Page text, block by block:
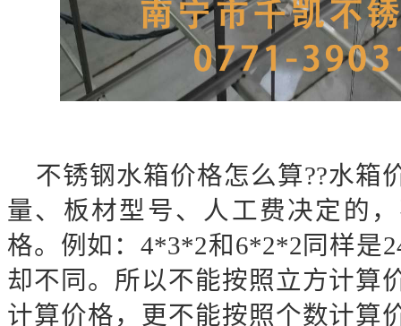
不锈钢水箱价格怎么算??水箱
量、板材型号、人工费决定的
格。例如：4*3*2和6*2*2同样是
却不同。所以不能按照立方计算
计算价格，更不能按照个数计算